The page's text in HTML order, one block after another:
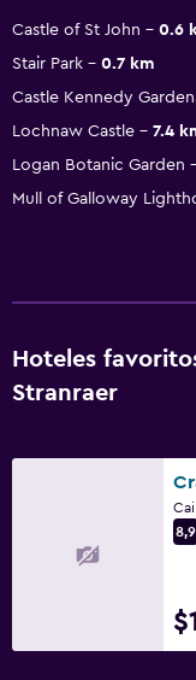
Castle of St John
0.6
Stair Park
0.7 km
Castle Kennedy
Lochnaw Castle
7.4
Logan Botanic Garden
Mull of Galloway
Hoteles
Stranraer
8,9